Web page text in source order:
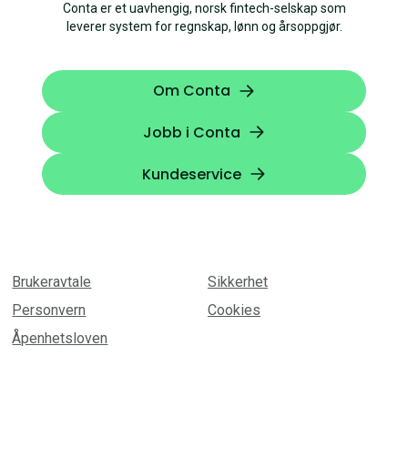
Conta er et uavhengig, norsk fintech-selskap som
leverer system for regnskap, lønn og årsoppgjør.
Om Conta
Jobb i Conta
Kundeservice
Brukeravtale
Sikkerhet
Personvern
Cookies
Åpenhetsloven